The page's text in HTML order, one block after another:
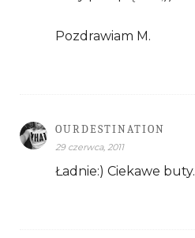
Pozdrawiam M.
OURDESTINATION
29 czerwca, 2011
Ładnie:) Ciekawe buty.